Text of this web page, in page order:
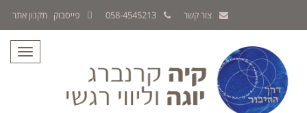
צור קשר 058-4545213 פייסבוק תקנון אתר